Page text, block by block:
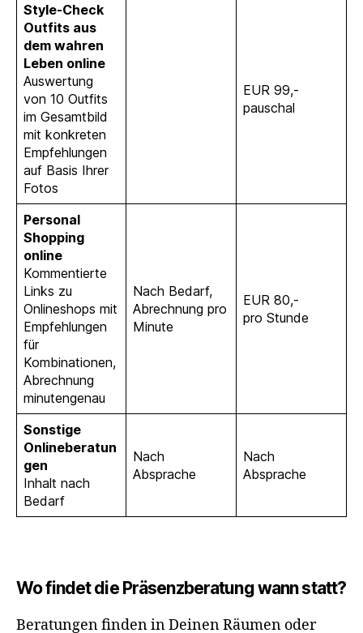
Style-Check
Outfits aus
dem wahren
Leben online
Auswertung
von 10 Outfits
im Gesamtbild
mit konkreten
Empfehlungen
auf Basis Ihrer
Fotos
EUR 99,-
pauschal
Personal
Shopping
online
Kommentierte
Links zu
Onlineshops mit
Empfehlungen
für
Kombinationen,
Abrechnung
minutengenau
Nach Bedarf,
Abrechnung pro
Minute
EUR 80,-
pro Stunde
Sonstige
Onlineberatun
gen
Inhalt nach
Bedarf
Nach
Absprache
Nach
Absprache
Wo findet die Präsenzberatung wann statt?
Beratungen finden in Deinen Räumen oder